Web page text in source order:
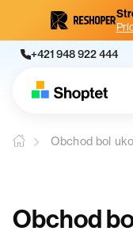
+421 948 922 444
Obchod bol
Obchod